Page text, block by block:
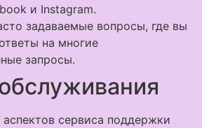
и Instagram.
задаваемые вопросы, где вы
на многие
запросы.
сервиса поддержки